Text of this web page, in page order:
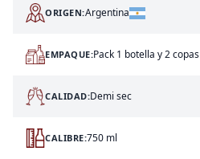
ORIGEN:Argentina
EMPAQUE:Pack 1 botella y 2 copas
CALIDAD:Demi sec
CALIBRE:750 ml